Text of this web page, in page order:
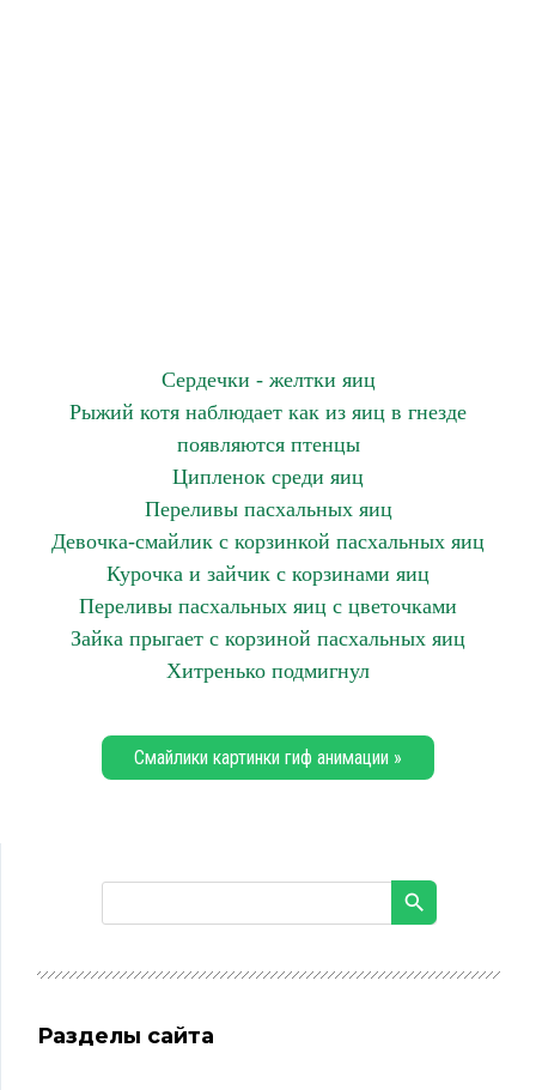
Сердечки - желтки яиц
Рыжий котя наблюдает как из яиц в гнезде
появляются птенцы
Ципленок среди яиц
Переливы пасхальных яиц
Девочка-смайлик с корзинкой пасхальных яиц
Курочка и зайчик с корзинами яиц
Переливы пасхальных яиц с цветочками
Зайка прыгает с корзиной пасхальных яиц
Хитренько подмигнул
Смайлики картинки гиф анимации »
Разделы сайта